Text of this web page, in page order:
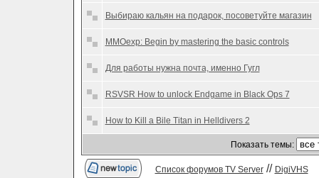
Выбираю кальян на подарок, посоветуйте магазин
MMOexp: Begin by mastering the basic controls
Для работы нужна почта, именно Гугл
RSVSR How to unlock Endgame in Black Ops 7
How to Kill a Bile Titan in Helldivers 2
Показать темы:
Список форумов TV Server// DigiVHS